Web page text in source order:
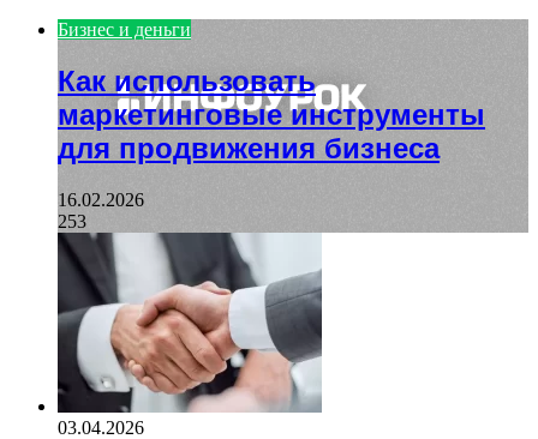
Бизнес и деньги
Как использовать
маркетинговые инструменты
для продвижения бизнеса
16.02.2026
253
03.04.2026